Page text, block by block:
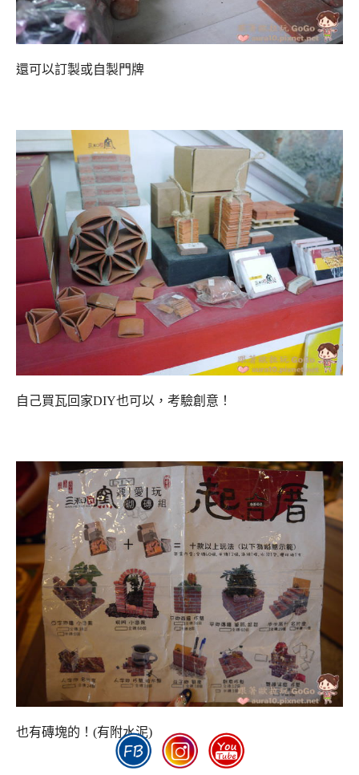
還可以訂製或自製門牌
自己買瓦回家DIY也可以，考驗創意！
也有磚塊的！(有附水泥)